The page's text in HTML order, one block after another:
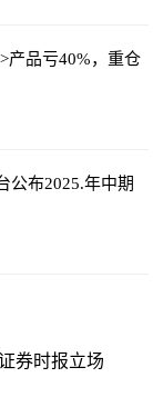
产品亏40%，重仓
公布2025.年中期
券时报立场